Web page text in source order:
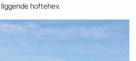
hoftehev.